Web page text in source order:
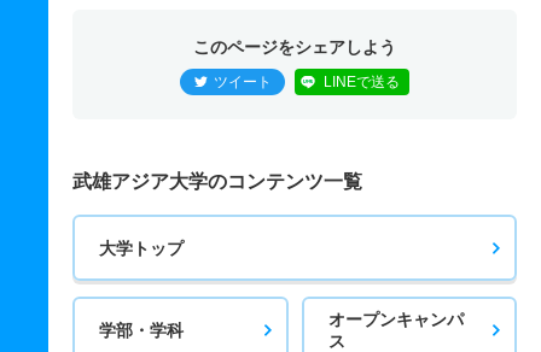
このページをシェアしよう
ツイート LINEで送る
武雄アジア大学のコンテンツ一覧
大学トップ
学部・学科
オープンキャンパ
ス